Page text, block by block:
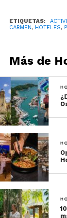
Para cerrar el
tendrán la
de Playa del
acompañada
al ritmo de la
ETIQUETAS:
CARMEN, HOTELES,
Más de